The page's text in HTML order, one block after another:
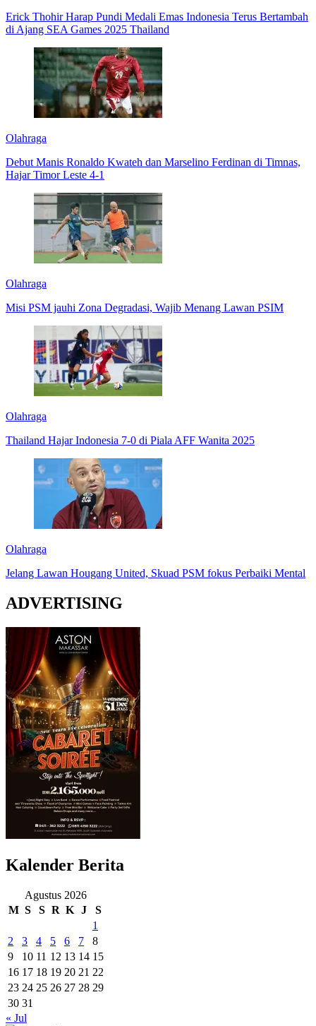
Erick Thohir Harap Pundi Medali Emas Indonesia Terus Bertambah
di Ajang SEA Games 2025 Thailand
Olahraga
Debut Manis Ronaldo Kwateh dan Marselino Ferdinan di Timnas,
Hajar Timor Leste 4-1
Olahraga
Misi PSM jauhi Zona Degradasi, Wajib Menang Lawan PSIM
Olahraga
Thailand Hajar Indonesia 7-0 di Piala AFF Wanita 2025
Olahraga
Jelang Lawan Hougang United, Skuad PSM fokus Perbaiki Mental
ADVERTISING
Kalender Berita
Agustus 2026
M S S R K J
S
1
2
3 4 5 6 7
8
9
10 11 12 13 14 15
16 17 18 19 20 21 22
23 24 25 26 27 28 29
30 31
« Jul